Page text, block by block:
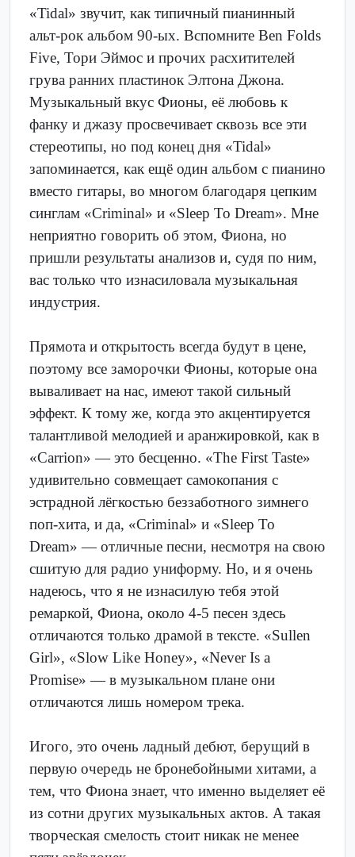
«Tidal» звучит, как типичный пианинный
альт-рок альбом 90-ых. Вспомните Ben Folds
Five, Тори Эймос и прочих расхитителей
грува ранних пластинок Элтона Джона.
Музыкальный вкус Фионы, её любовь к
фанку и джазу просвечивает сквозь все эти
стереотипы, но под конец дня «Tidal»
запоминается, как ещё один альбом с пианино
вместо гитары, во многом благодаря цепким
синглам «Criminal» и «Sleep To Dream». Мне
неприятно говорить об этом, Фиона, но
пришли результаты анализов и, судя по ним,
вас только что изнасиловала музыкальная
индустрия.
Прямота и открытость всегда будут в цене,
поэтому все заморочки Фионы, которые она
вываливает на нас, имеют такой сильный
эффект. К тому же, когда это акцентируется
талантливой мелодией и аранжировкой, как в
«Carrion» — это бесценно. «The First Taste»
удивительно совмещает самокопания с
эстрадной лёгкостью беззаботного зимнего
поп-хита, и да, «Criminal» и «Sleep To
Dream» — отличные песни, несмотря на свою
сшитую для радио униформу. Но, и я очень
надеюсь, что я не изнасилую тебя этой
ремаркой, Фиона, около 4-5 песен здесь
отличаются только драмой в тексте. «Sullen
Girl», «Slow Like Honey», «Never Is a
Promise» — в музыкальном плане они
отличаются лишь номером трека.
Игого, это очень ладный дебют, берущий в
первую очередь не бронебойными хитами, а
тем, что Фиона знает, что именно выделяет её
из сотни других музыкальных актов. А такая
творческая смелость стоит никак не менее